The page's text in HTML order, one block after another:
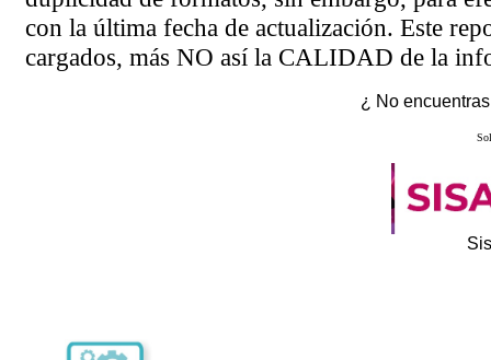
con la última fecha de actualización. Este
cargados, más NO así la CALIDAD de la
¿ No